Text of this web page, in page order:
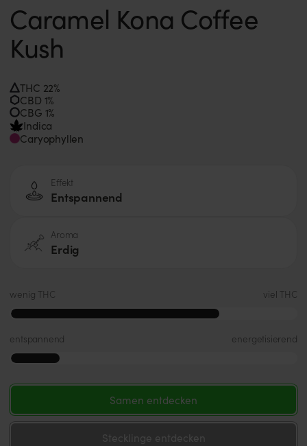
Caramel Kona Coffee
Kush
THC 22%
CBD 1%
CBG 1%
Indica
Caryophyllen
Effekt
Entspannend
Aroma
Erdig
wenig THC viel THC
entspannend energetisierend
Samen entdecken
Stecklinge entdecken